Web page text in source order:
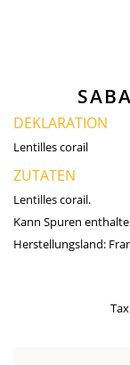
DEKLARATION
Lentilles corail
ZUTATEN
Lentilles corail.
Kann Spuren
Herstellungsland: